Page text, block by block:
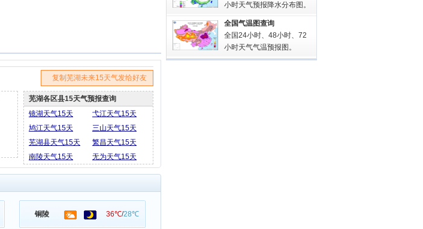
复制芜湖未来15天气发给好友
芜湖各区县15天气预报查询
镜湖天气15天
弋江天气15天
鸠江天气15天
三山天气15天
芜湖县天气15天
繁昌天气15天
南陵天气15天
无为天气15天
铜陵 36℃/28℃
小时天气预报降水分布图。
全国气温图查询
全国24小时、48小时、72
小时天气气温预报图。